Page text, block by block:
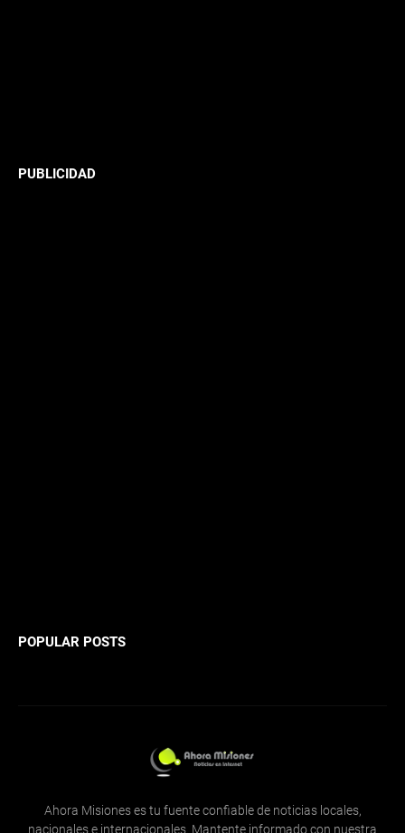
PUBLICIDAD
POPULAR POSTS
Ahora Misiones es tu fuente confiable de noticias locales,
nacionales e internacionales. Mantente informado con nuestra